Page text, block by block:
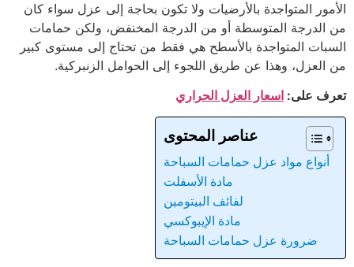
الأمور المتواجدة بالأرضيات ولا تكون بحاجة إلى عزل سواء كان
من الدرجة المتوسطة أو من الدرجة المخنفض، ولكن حمامات
السبات المتواجدة بالأسطح هي فقط من تحتاج إلى مستوى كبير
من العزل، وهذا عن طريق اللجوء إلى الحوامل الزنبركية.
تعرف على: اسعار العزل الحراري
عناصر المحتوى
أنواع مواد عزل حمامات السباحة
مادة الأسفلت
لفائف البيتومين
مادة الإيبوكسي
ضرورة عزل حمامات السباحة